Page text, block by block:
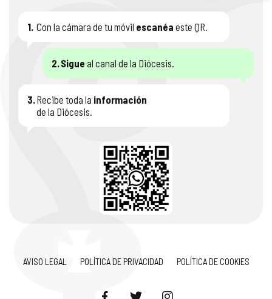
1. Con la cámara de tu móvil escanéa este QR.
2.Sigue al canal de la Diócesis.
3.Recibe toda la información
de la Diócesis.
AVISO LEGAL POLÍTICA DE PRIVACIDAD POLÍTICA DE COOKIES